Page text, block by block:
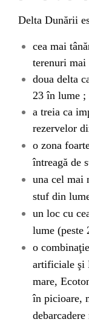
Delta Dunării
cea mai
terenuri
doua delta
23 în lume ;
a treia ca
rezervelor
o zona
întreagă de
una cel mai
stuf din
un loc cu
lume (peste
o
artificiale şi
mare,
în picioare,